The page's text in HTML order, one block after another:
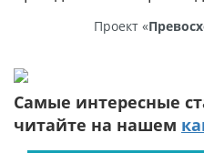
Проект «
Самые интересные
читайте на нашем